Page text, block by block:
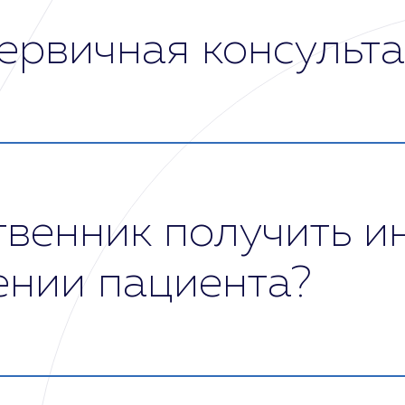
сбор информации о пациенте. Для этого врач
расстройств, предварительно оценивает
получает заключение врача. В нем
В среднем, продолжительность первичной
получить
пациента?